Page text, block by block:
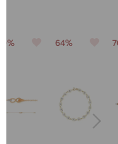
70% 64%